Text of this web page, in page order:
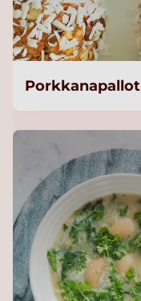
Porkkanapallot